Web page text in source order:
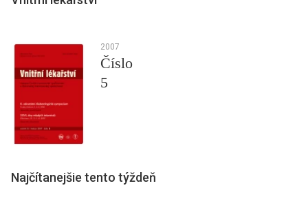
2007
Číslo
5
Najčítanejšie tento týždeň